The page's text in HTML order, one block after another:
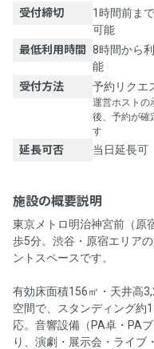
受付締切
1時間前ま
可能
最低利用時間
8時間から
能
受付方法
予約リクエ
運営ホストの
後、予約が確
す
延長可否 当日延長可
施設の概要説明
東京メトロ明治神宮前（原
歩5分。渋谷・原宿エリア
ントスペースです。
有効床面積156㎡・天井高
空間で、スタンディング約
応。音響設備（PA卓・PA
り、演劇・展示会・ライブ